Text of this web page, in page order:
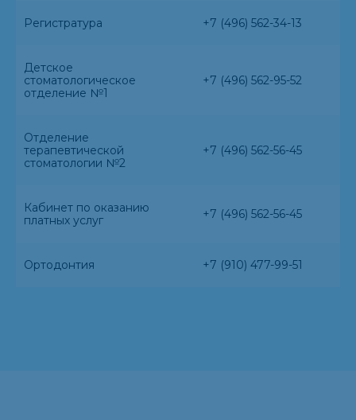
Регистратура +7 (496) 562-34-13
Детское
стоматологическое
отделение №1
+7 (496) 562-95-52
Отделение
терапевтической
стоматологии №2
+7 (496) 562-56-45
Кабинет по оказанию
платных услуг
+7 (496) 562-56-45
Ортодонтия +7 (910) 477-99-51